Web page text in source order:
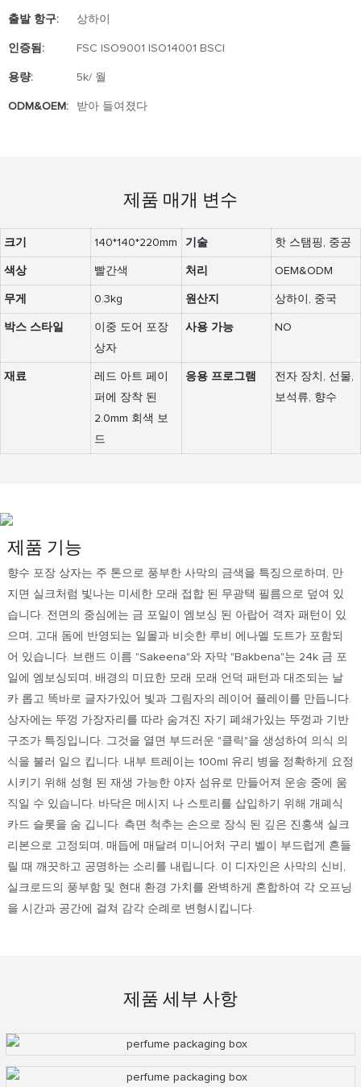
출발 항구: 상하이
인증됨: FSC ISO9001 ISO14001 BSCI
용량: 5k/ 월
ODM&OEM: 받아 들여졌다
제품 매개 변수
크기 140*140*220mm 기술 핫 스탬핑, 중공
색상 빨간색 처리 OEM&ODM
무게 0.3kg 원산지 상하이, 중국
박스 스타일
이중 도어 포장
상자
사용 가능 NO
재료
레드 아트 페이
퍼에 장착 된
2.0mm 회색 보
드
응용 프로그램
전자 장치, 선물,
보석류, 향수
제품 기능
향수 포장 상자는 주 톤으로 풍부한 사막의 금색을 특징으로하며, 만
지면 실크처럼 빛나는 미세한 모래 접합 된 무광택 필름으로 덮여 있
습니다. 전면의 중심에는 금 포일이 엠보싱 된 아랍어 격자 패턴이 있
으며, 고대 돔에 반영되는 일몰과 비슷한 루비 에나멜 도트가 포함되
어 있습니다. 브랜드 이름 "Sakeena"와 자막 "Bakbena"는 24k 금 포
일에 엠보싱되며, 배경의 미묘한 모래 모래 언덕 패턴과 대조되는 날
카 롭고 똑바로 글자가있어 빛과 그림자의 레이어 플레이를 만듭니다.
상자에는 뚜껑 가장자리를 따라 숨겨진 자기 폐쇄가있는 뚜껑과 기반
구조가 특징입니다. 그것을 열면 부드러운 "클릭"을 생성하여 의식 의
식을 불러 일으 킵니다. 내부 트레이는 100ml 유리 병을 정확하게 요정
시키기 위해 성형 된 재생 가능한 야자 섬유로 만들어져 운송 중에 움
직일 수 있습니다. 바닥은 메시지 나 스토리를 삽입하기 위해 개폐식
카드 슬롯을 숨 깁니다. 측면 척추는 손으로 장식 된 깊은 진홍색 실크
리본으로 고정되며, 매듭에 매달려 미니어처 구리 벨이 부드럽게 흔들
릴 때 깨끗하고 공명하는 소리를 내립니다. 이 디자인은 사막의 신비,
실크로드의 풍부함 및 현대 환경 가치를 완벽하게 혼합하여 각 오프닝
을 시간과 공간에 걸쳐 감각 순례로 변형시킵니다.
제품 세부 사항